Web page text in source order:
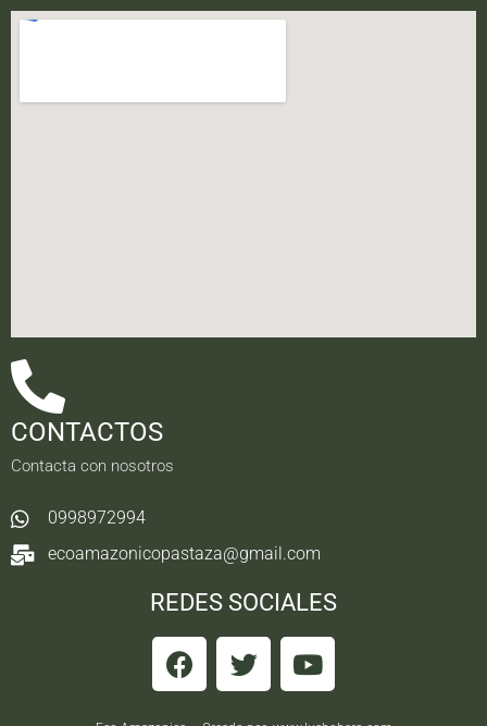
CONTACTOS
Contacta con nosotros
0998972994
ecoamazonicopastaza@gmail.com
REDES SOCIALES